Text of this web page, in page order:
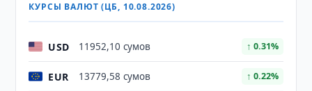
КУРСЫ ВАЛЮТ (ЦБ, 10.08.2026)
USD 11952,10 сумов ↑ 0.31%
EUR 13779,58 сумов ↑ 0.22%